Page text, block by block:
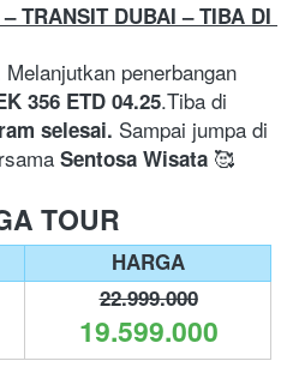
TRANSIT DUBAI – TIBA DI
Melanjutkan penerbangan
356 ETD 04.25.Tiba di
selesai. Sampai jumpa di
Sentosa Wisata 🥰
TOUR
HARGA
22.999.000
19.599.000